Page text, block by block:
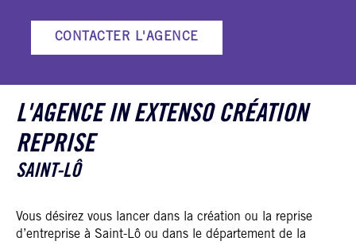
CONTACTER L'AGENCE
L'AGENCE IN EXTENSO CRÉATION
REPRISE
SAINT-LÔ
Vous désirez vous lancer dans la création ou la reprise
d’entreprise à Saint-Lô ou dans le département de la